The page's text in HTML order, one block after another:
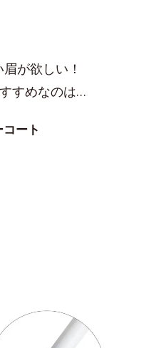
が欲しい！
すめなのは…
ート